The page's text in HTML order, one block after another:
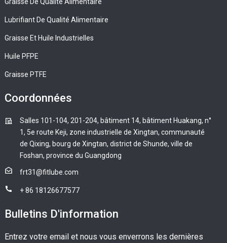
Lubrifiant De Qualité Alimentaire
Graisse Et Huile Industrielles
Huile PFPE
Graisse PTFE
Coordonnées
Salles 101-104, 201-204, bâtiment 14, bâtiment Huakang, n°
1, 5e route Keji, zone industrielle de Xingtan, communauté
de Qixing, bourg de Xingtan, district de Shunde, ville de
Foshan, province du Guangdong
frt31@fitlube.com
+ 86 18126677577
Bulletins D'information
Entrez votre email et nous vous enverrons les dernières